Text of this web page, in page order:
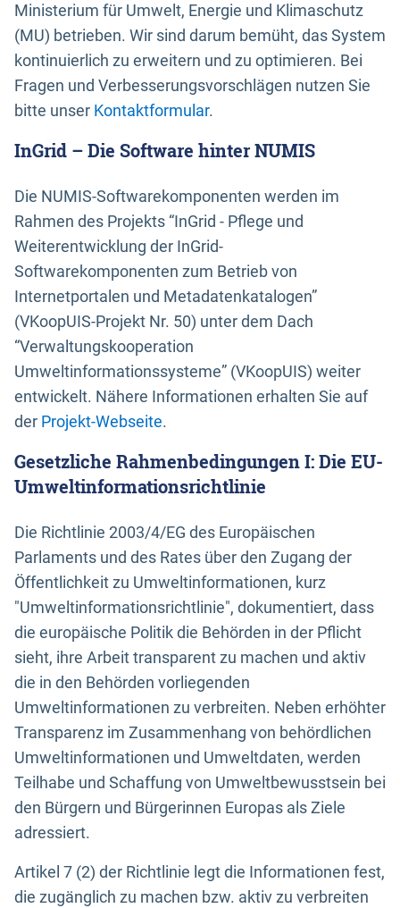
Ministerium für Umwelt, Energie und Klimaschutz
(MU) betrieben. Wir sind darum bemüht, das System
kontinuierlich zu erweitern und zu optimieren. Bei
Fragen und Verbesserungsvorschlägen nutzen Sie
bitte unser Kontaktformular.
InGrid – Die Software hinter NUMIS
Die NUMIS-Softwarekomponenten werden im
Rahmen des Projekts “InGrid - Pflege und
Weiterentwicklung der InGrid-
Softwarekomponenten zum Betrieb von
Internetportalen und Metadatenkatalogen”
(VKoopUIS-Projekt Nr. 50) unter dem Dach
“Verwaltungskooperation
Umweltinformationssysteme” (VKoopUIS) weiter
entwickelt. Nähere Informationen erhalten Sie auf
der Projekt-Webseite.
Gesetzliche Rahmenbedingungen I: Die EU-
Umweltinformationsrichtlinie
Die Richtlinie 2003/4/EG des Europäischen
Parlaments und des Rates über den Zugang der
Öffentlichkeit zu Umweltinformationen, kurz
"Umweltinformationsrichtlinie", dokumentiert, dass
die europäische Politik die Behörden in der Pflicht
sieht, ihre Arbeit transparent zu machen und aktiv
die in den Behörden vorliegenden
Umweltinformationen zu verbreiten. Neben erhöhter
Transparenz im Zusammenhang von behördlichen
Umweltinformationen und Umweltdaten, werden
Teilhabe und Schaffung von Umweltbewusstsein bei
den Bürgern und Bürgerinnen Europas als Ziele
adressiert.
Artikel 7 (2) der Richtlinie legt die Informationen fest,
die zugänglich zu machen bzw. aktiv zu verbreiten